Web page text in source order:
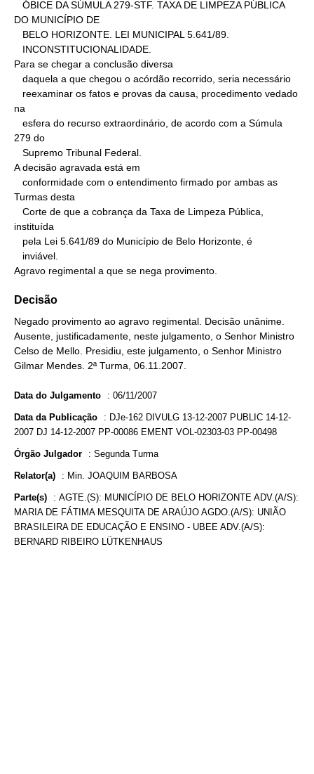
DO MUNICÍPIO DE
Para se chegar a conclusão diversa
na
279 do
A decisão agravada está em
Turmas desta
instituída
Agravo regimental a que se nega provimento.
Decisão
Negado provimento ao agravo regimental. Decisão unânime.
Ausente, justificadamente, neste julgamento, o Senhor Ministro
Celso de Mello. Presidiu, este julgamento, o Senhor Ministro
Gilmar Mendes. 2ª Turma, 06.11.2007.
Data do Julgamento : 06/11/2007
Data da Publicação : DJe-162 DIVULG 13-12-2007 PUBLIC 14-12-
2007 DJ 14-12-2007 PP-00086 EMENT VOL-02303-03 PP-00498
Órgão Julgador : Segunda Turma
Relator(a) : Min. JOAQUIM BARBOSA
Parte(s) : AGTE.(S): MUNICÍPIO DE BELO HORIZONTE ADV.(A/S):
MARIA DE FÁTIMA MESQUITA DE ARAÚJO AGDO.(A/S): UNIÃO
BRASILEIRA DE EDUCAÇÃO E ENSINO - UBEE ADV.(A/S):
BERNARD RIBEIRO LÜTKENHAUS